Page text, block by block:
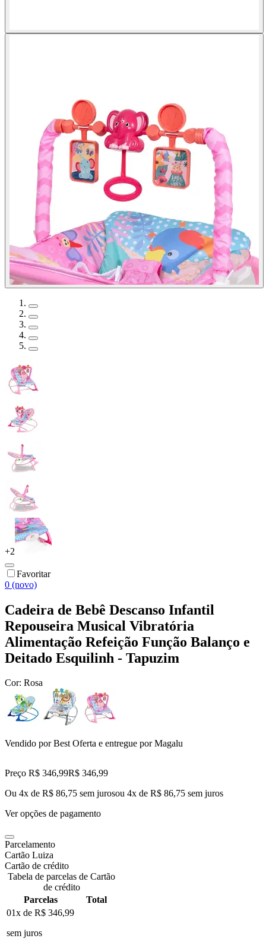
+2
Favoritar
0 (novo)
Cadeira de Bebê Descanso Infantil
Repouseira Musical Vibratória
Alimentação Refeição Função Balanço e
Deitado Esquilinh - Tapuzim
Cor: Rosa
Vendido porBest Oferta e entregue por Magalu
Preço R$ 346,99R$ 346,99
Ou 4x de R$ 86,75 sem jurosou 4x de R$ 86,75 sem juros
Ver opções de pagamento
Parcelamento
Cartão Luiza
Cartão de crédito
Tabela de parcelas de Cartão
de crédito
Parcelas
Total
01x de R$ 346,99
sem juros